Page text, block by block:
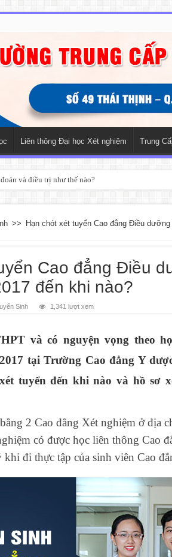
Liên thông Đại học Xét nghiệm Trung
và điều trị như thế nào?
>>
Hạn chót xét tuyển Cao đẳng Điều
Cao đẳng Điều
đến khi nào?
Sinh 1,341 lượt xem
và có nguyện vọng theo
tại Trường Cao đẳng Y
tuyển đến khi nào và hồ sơ
2 Cao đẳng Xét nghiệm ở địa
có được học liên thông Cao
đi thực tập của sinh viên Cao